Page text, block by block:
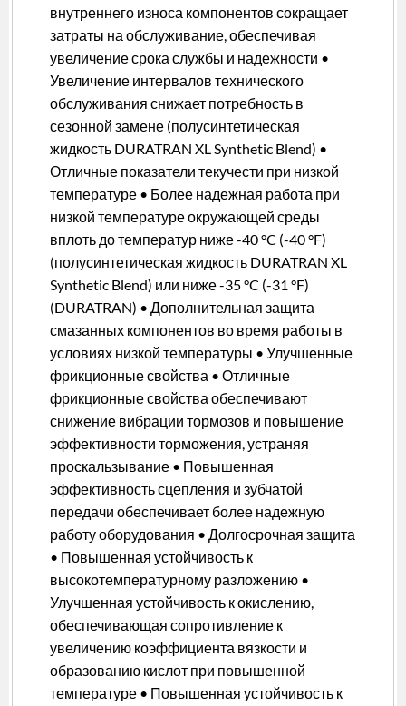
внутреннего износа компонентов сокращает
затраты на обслуживание, обеспечивая
увеличение срока службы и надежности •
Увеличение интервалов технического
обслуживания снижает потребность в
сезонной замене (полусинтетическая
жидкость DURATRAN XL Synthetic Blend) •
Отличные показатели текучести при низкой
температуре • Более надежная работа при
низкой температуре окружающей среды
вплоть до температур ниже -40 °C (-40 °F)
(полусинтетическая жидкость DURATRAN XL
Synthetic Blend) или ниже -35 °C (-31 °F)
(DURATRAN) • Дополнительная защита
смазанных компонентов во время работы в
условиях низкой температуры • Улучшенные
фрикционные свойства • Отличные
фрикционные свойства обеспечивают
снижение вибрации тормозов и повышение
эффективности торможения, устраняя
проскальзывание • Повышенная
эффективность сцепления и зубчатой
передачи обеспечивает более надежную
работу оборудования • Долгосрочная защита
• Повышенная устойчивость к
высокотемпературному разложению •
Улучшенная устойчивость к окислению,
обеспечивающая сопротивление к
увеличению коэффициента вязкости и
образованию кислот при повышенной
температуре • Повышенная устойчивость к